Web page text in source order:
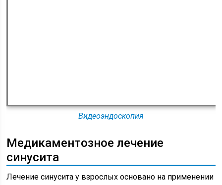
Видеоэндоскопия
Медикаментозное лечение
синусита
Лечение синусита у взрослых основано на применении